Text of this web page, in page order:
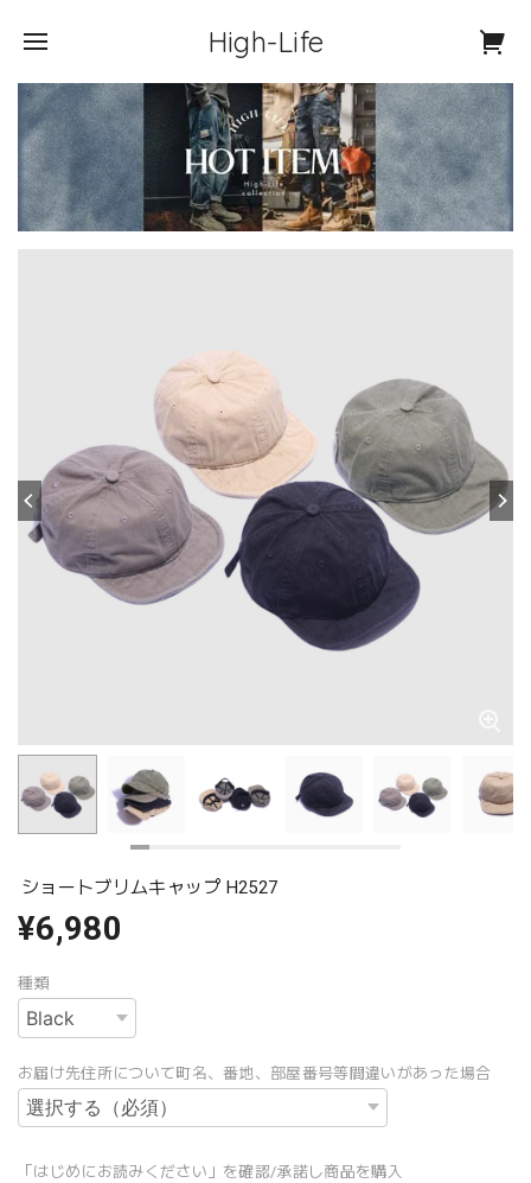
High-Life
ショートブリムキャップ H2527
¥6,980
種類
お届け先住所について町名、番地、部屋番号等間違いがあった場合
「はじめにお読みください」を確認/承諾し商品を購入